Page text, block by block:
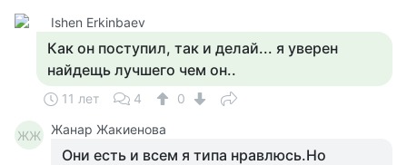
Ishen Erkinbaev
Как он поступил, так и делай... я уверен
найдещь лучшего чем он..
11 лет 4 0
ЖЖ Жанар Жакиенова
Они есть и всем я типа нравлюсь.Но